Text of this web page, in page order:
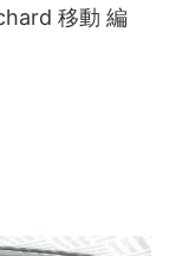
移動 編